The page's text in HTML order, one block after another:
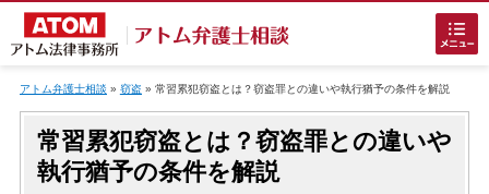
アトム弁護士相談 » 窃盗 » 常習累犯窃盗とは？窃盗罪との違いや執行猶予の条件を解説
常習累犯窃盗とは？窃盗罪との違いや
執行猶予の条件を解説